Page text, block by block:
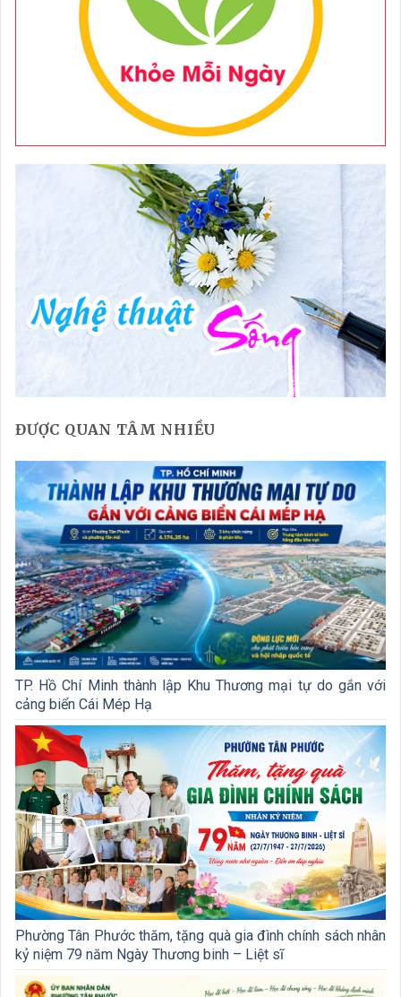
ĐƯỢC QUAN TÂM NHIỀU
TP. Hồ Chí Minh thành lập Khu Thương mại tự do gắn với
cảng biển Cái Mép Hạ
Phường Tân Phước thăm, tặng quà gia đình chính sách nhân
kỷ niệm 79 năm Ngày Thương binh – Liệt sĩ